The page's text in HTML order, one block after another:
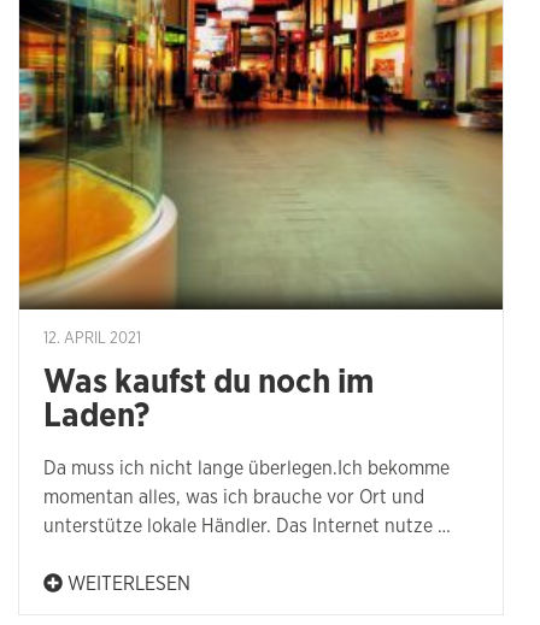
12. APRIL 2021
Was kaufst du noch im
Laden?
Da muss ich nicht lange überlegen.Ich bekomme
momentan alles, was ich brauche vor Ort und
unterstütze lokale Händler. Das Internet nutze …
WEITERLESEN